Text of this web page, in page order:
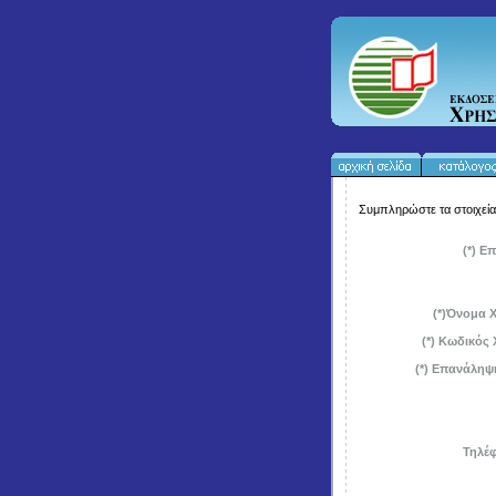
Συμπληρώστε τα
(*)
(*)Όνομα
(*) Κωδικός
(*)